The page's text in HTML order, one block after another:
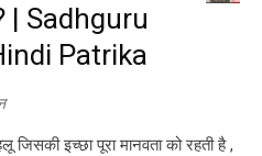
| Sadhguru
Patrika
जिसकी इच्छा पूरा मानवता को रहती है ,